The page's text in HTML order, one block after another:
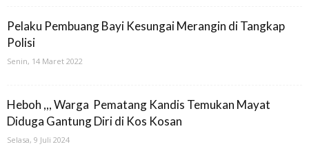
Pelaku Pembuang Bayi Kesungai Merangin di Tangkap
Polisi
Senin, 14 Maret 2022
Heboh ,,, Warga Pematang Kandis Temukan Mayat
Diduga Gantung Diri di Kos Kosan
Selasa, 9 Juli 2024